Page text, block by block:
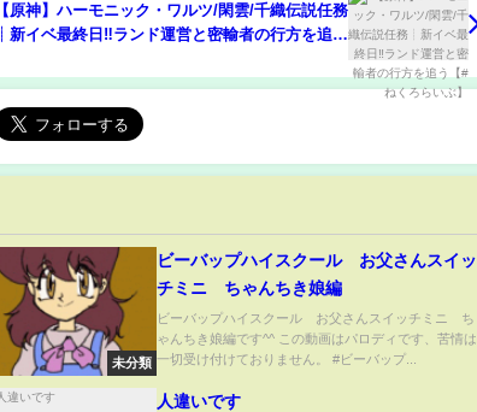
【原神】ハーモニック・ワルツ/閑雲/千織伝説任務
┊新イベ最終日‼ランド運営と密輸者の行方を追う
未分類
ビーバップハイスクール お父さんスイッ
チミニ ちゃんちき娘編
ビーバップハイスクール お父さんスイッチミニ ち
ゃんちき娘編です^^ この動画はパロディです、苦情は
一切受け付けておりません。 #ビーバップ...
人違いです